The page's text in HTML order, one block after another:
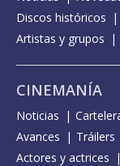
Discos históricos
Artistas y grupos
CINEMANÍA
Noticias
Avances
Tráilers
Actores y actrices